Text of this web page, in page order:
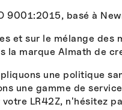
basé à
et sur le mélange
la marque Almath de
une politique
une gamme de
LR42Z, n'hésitez